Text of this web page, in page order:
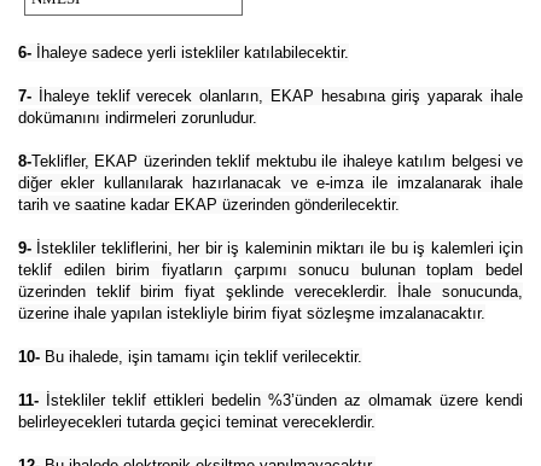
6- İhaleye sadece yerli istekliler katılabilecektir.
7- İhaleye teklif verecek olanların, EKAP hesabına giriş yaparak ihale
dokümanını indirmeleri zorunludur.
8-Teklifler, EKAP üzerinden teklif mektubu ile ihaleye katılım belgesi ve
diğer ekler kullanılarak hazırlanacak ve e-imza ile imzalanarak ihale
tarih ve saatine kadar EKAP üzerinden gönderilecektir.
9- İstekliler tekliflerini, her bir iş kaleminin miktarı ile bu iş kalemleri için
teklif edilen birim fiyatların çarpımı sonucu bulunan toplam bedel
üzerinden teklif birim fiyat şeklinde vereceklerdir. İhale sonucunda,
üzerine ihale yapılan istekliyle birim fiyat sözleşme imzalanacaktır.
10- Bu ihalede, işin tamamı için teklif verilecektir.
11- İstekliler teklif ettikleri bedelin %3’ünden az olmamak üzere kendi
belirleyecekleri tutarda geçici teminat vereceklerdir.